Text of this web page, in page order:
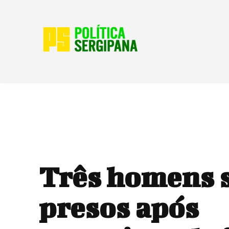
Três homens
presos após